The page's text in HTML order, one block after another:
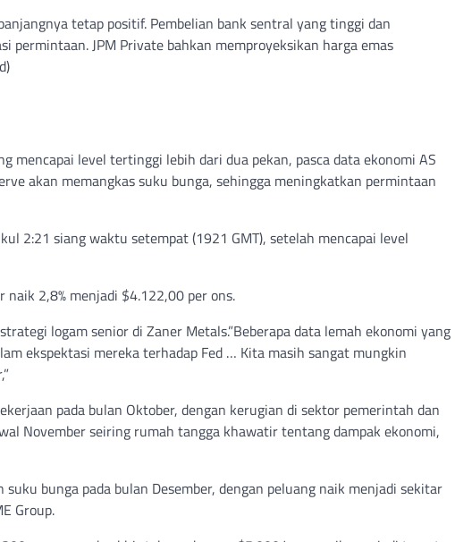
tetap positif. Pembelian bank sentral yang tinggi dan
JPM Private bahkan memproyeksikan harga emas
mencapai level tertinggi lebih dari dua pekan, pasca data ekonomi AS
akan memangkas suku bunga, sehingga meningkatkan permintaan
2:21 siang waktu setempat (1921 GMT), setelah mencapai level
2,8% menjadi $4.122,00 per ons.
logam senior di Zaner Metals.”Beberapa data lemah ekonomi yang
ekspektasi mereka terhadap Fed … Kita masih sangat mungkin
pada bulan Oktober, dengan kerugian di sektor pemerintah dan
November seiring rumah tangga khawatir tentang dampak ekonomi,
bunga pada bulan Desember, dengan peluang naik menjadi sekitar
Group.